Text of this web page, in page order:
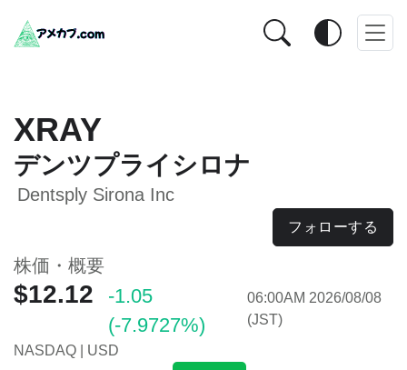
XRAY
デンツプライシロナ
Dentsply Sirona Inc
フォローする
株価・概要
$12.12
-1.05
(-7.9727%)
06:00AM 2026/08/08
(JST)
NASDAQ | USD